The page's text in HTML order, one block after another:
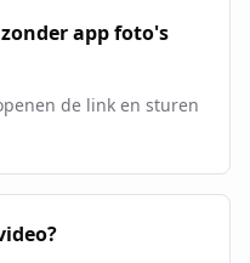
app foto's
de link en sturen